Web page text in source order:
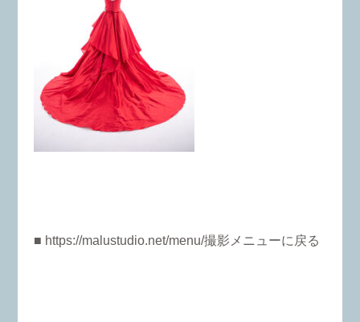
■ https://malustudio.net/menu/撮影メニューに戻る